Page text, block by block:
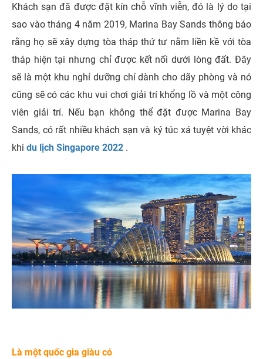
Khách sạn đã được đặt kín chỗ vĩnh viễn, đó là lý do tại
sao vào tháng 4 năm 2019, Marina Bay Sands thông báo
rằng họ sẽ xây dựng tòa tháp thứ tư nằm liền kề với tòa
tháp hiện tại nhưng chỉ được kết nối dưới lòng đất. Đây
sẽ là một khu nghỉ dưỡng chỉ dành cho dãy phòng và nó
cũng sẽ có các khu vui chơi giải trí khổng lồ và một công
viên giải trí. Nếu bạn không thể đặt được Marina Bay
Sands, có rất nhiều khách sạn và ký túc xá tuyệt vời khác
khi du lịch Singapore 2022 .
Là một quốc gia giàu có